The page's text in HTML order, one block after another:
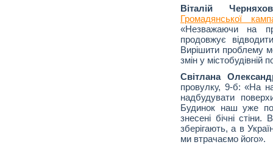
Віталій
Громадянської
«Незважаючи на
продовжує
Вирішити проблему
змін у містобудівній
Світлана
провулку, 9-б: «На
надбудувати
Будинок наш уже
знесені бічні стіни.
зберігають, а в
ми втрачаємо його».